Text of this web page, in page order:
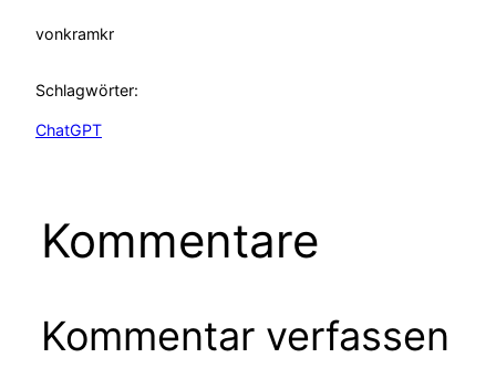
vonkramkr
Schlagwörter:
ChatGPT
Kommentare
Kommentar verfassen